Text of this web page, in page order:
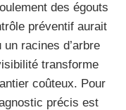
des égouts
préventif aurait
racines d’arbre
transforme
coûteux. Pour
précis est